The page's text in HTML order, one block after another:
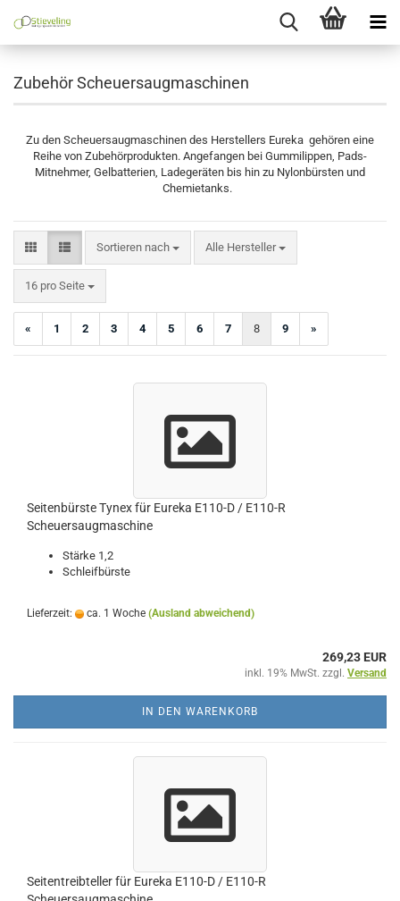
Zubehör Scheuersaugmaschinen
Zu den Scheuersaugmaschinen des Herstellers Eureka gehören eine
Reihe von Zubehörprodukten. Angefangen bei Gummilippen, Pads-
Mitnehmer, Gelbatterien, Ladegeräten bis hin zu Nylonbürsten und
Chemietanks.
Sortieren nach
Sortieren nach Alle Hersteller
16 pro Seite
pro Seite
« 1 2 3 4 5 6 7 8 9 »
Seitenbürste Tynex für Eureka E110-D / E110-R
Scheuersaugmaschine
Stärke 1,2
Schleifbürste
Lieferzeit: ca. 1 Woche (Ausland abweichend)
269,23 EUR
inkl. 19% MwSt. zzgl. Versand
IN DEN WARENKORB
Seitentreibteller für Eureka E110-D / E110-R